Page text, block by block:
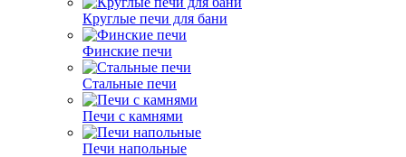
Круглые печи для бани
Финские печи
Стальные печи
Печи с камнями
Печи напольные